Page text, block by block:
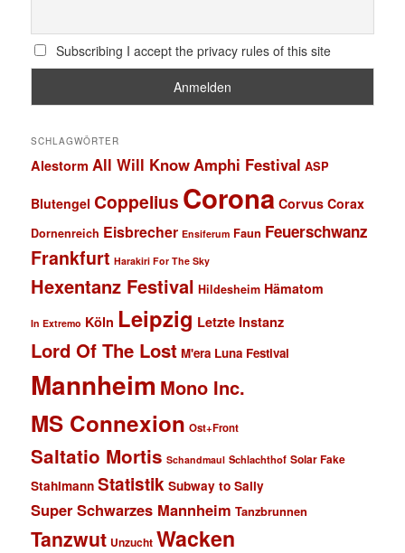
Subscribing I accept the privacy rules of this site
SCHLAGWÖRTER
Alestorm All Will KnowAmphi Festival ASP
Blutengel Coppelius Corona Corvus Corax
Dornenreich Eisbrecher Ensiferum Faun Feuerschwanz
Frankfurt Harakiri For The Sky
Hexentanz Festival Hildesheim Hämatom
In Extremo Köln Leipzig Letzte Instanz
Lord Of The Lost M'era Luna Festival
Mannheim Mono Inc.
MS Connexion Ost+Front
Saltatio Mortis Schandmaul Schlachthof Solar Fake
Stahlmann Statistik Subway to Sally
Super Schwarzes Mannheim Tanzbrunnen
Tanzwut Unzucht Wacken